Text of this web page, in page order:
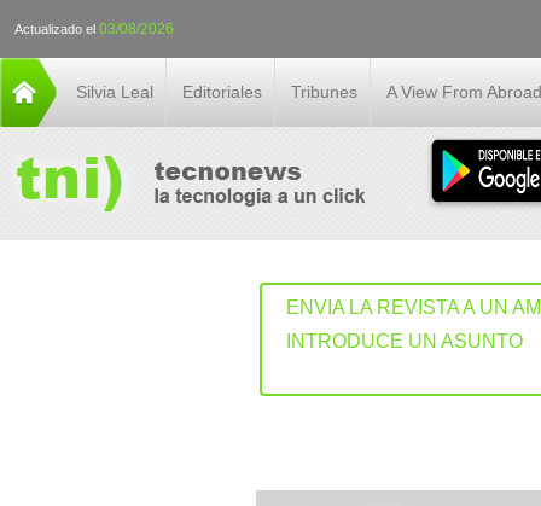
Actualizado el 03/08/2026
Silvia Leal Editoriales Tribunes A View From Abroad
ENVIA LA REVISTA A UN
INTRODUCE UN ASUNTO